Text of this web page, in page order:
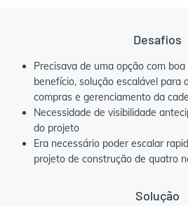
Desafios
Precisava de uma opção com
benefício, solução escalável para
compras e gerenciamento da
Necessidade de visibilidade
do projeto
Era necessário poder escalar
projeto de construção de quatro
Solução